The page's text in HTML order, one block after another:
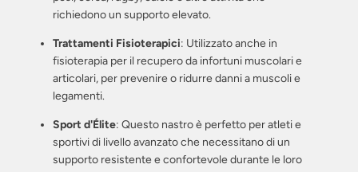
richiedono un supporto elevato.
Trattamenti Fisioterapici: Utilizzato anche in
fisioterapia per il recupero da infortuni muscolari e
articolari, per prevenire o ridurre danni a muscoli e
legamenti.
Sport d'Élite: Questo nastro è perfetto per atleti e
sportivi di livello avanzato che necessitano di un
supporto resistente e confortevole durante le loro